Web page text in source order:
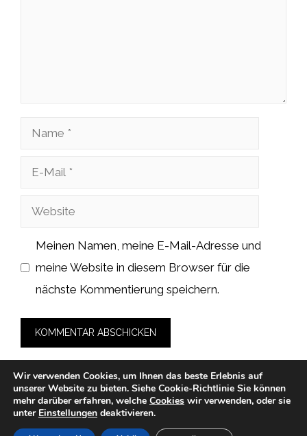
Name
Website
Meinen Namen, meine E-Mail-Adresse und
meine Website in diesem Browser für die
nächste Kommentierung speichern.
© 2026 cah-fans.de -Datenschutzerklärung
Wir verwenden Cookies, um Ihnen das beste Erlebnis auf
unserer Website zu bieten. Siehe Cookie-Richtlinie Sie können
mehr darüber erfahren, welche Cookies wir verwenden, oder sie
unter Einstellungen deaktivieren.